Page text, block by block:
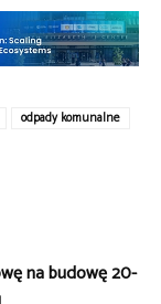
odpady komunalne
na budowę 20-